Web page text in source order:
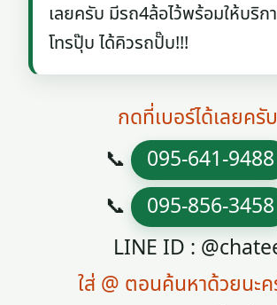
เลยครับ มีรถ4ล้อไว้พร้อมให้บริ
โทรปุ๊บ ได้คิวรถปั๊บ!!!
กดที่เบอร์ได้เลยครับ
📞 095-641-9488
📞 095-856-3458
LINE ID :
ใส่ @ ตอนค้นหาด้วยนะ